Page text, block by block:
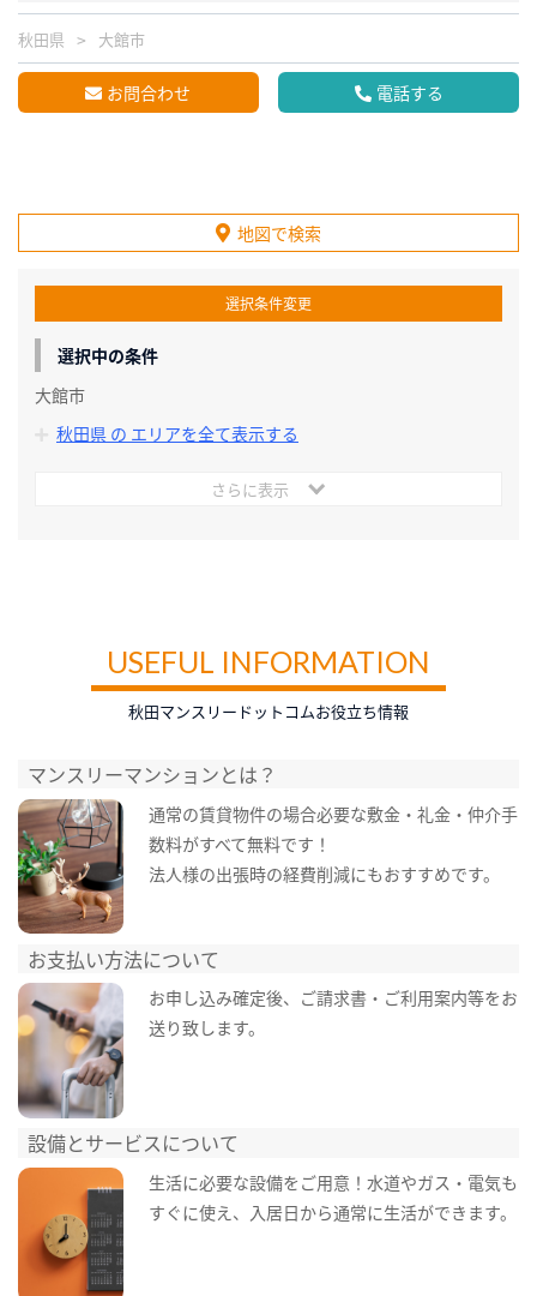
秋田県 大館市
お問合わせ 電話する
地図で検索
選択条件変更
選択中の条件
大館市
秋田県 の エリアを全て表示する
さらに表示
USEFUL INFORMATION
秋田マンスリードットコムお役立ち情報
マンスリーマンションとは？
通常の賃貸物件の場合必要な敷金・礼金・仲介手
数料がすべて無料です！
法人様の出張時の経費削減にもおすすめです。
お支払い方法について
お申し込み確定後、ご請求書・ご利用案内等をお
送り致します。
設備とサービスについて
生活に必要な設備をご用意！水道やガス・電気も
すぐに使え、入居日から通常に生活ができます。